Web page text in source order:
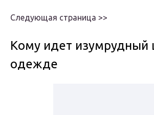
Следующая страница >>
Кому идет изумрудный
одежде